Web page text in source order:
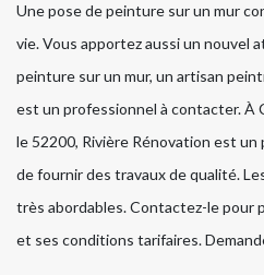
Une pose de peinture sur un mur
vie. Vous apportez aussi un nouvel
peinture sur un mur, un artisan
est un professionnel à contacter. À
le 52200, Rivière Rénovation est
de fournir des travaux de qualité.
très abordables. Contactez-le pour
et ses conditions tarifaires.